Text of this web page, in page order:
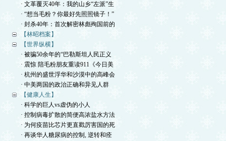
· 文革覆灭40年：我的山乡“左派”生
· “想当毛粉？你最好先照照镜子！”
· 封杀40年：首次解密林彪殉国前的
【林昭档案】
【世界纵横】
· 被骗50余年的“巴勒斯坦人民正义
· 震惊 陪毛粉朋友重读911《今日美
· 杭州的盛世浮华和沙漠中的高峰会
· 中美两国的政治正确和异见人群
【健康人生】
· 科学的巨人vs虚伪的小人
· 控制病毒扩散的简便高浓盐水方法
· 为何疫苗比芯片更直戳厉害国的死
· 再谈华人糖尿病的控制, 逆转和痊